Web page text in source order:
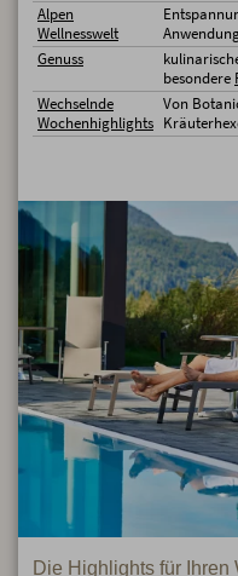
Alpen
Wellnesswelt
Genuss
besondere
Wechselnde
Wochenhighlights
Von
Die Highlights für